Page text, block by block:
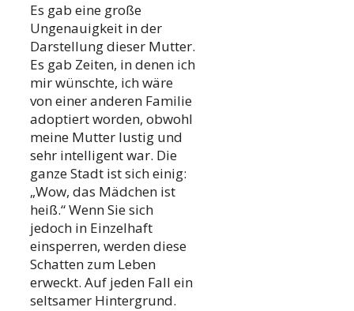
Es gab eine große
Ungenauigkeit in der
Darstellung dieser Mutter.
Es gab Zeiten, in denen ich
mir wünschte, ich wäre
von einer anderen Familie
adoptiert worden, obwohl
meine Mutter lustig und
sehr intelligent war. Die
ganze Stadt ist sich einig:
„Wow, das Mädchen ist
heiß.“ Wenn Sie sich
jedoch in Einzelhaft
einsperren, werden diese
Schatten zum Leben
erweckt. Auf jeden Fall ein
seltsamer Hintergrund.